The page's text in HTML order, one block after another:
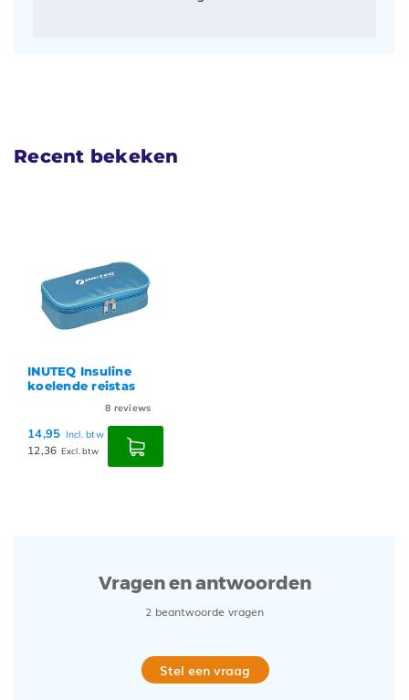
Recent bekeken
INUTEQ Insuline
koelende reistas
8 reviews
14,95 Incl. btw
12,36 Excl. btw
Vragen en antwoorden
2 beantwoorde vragen
Stel een vraag